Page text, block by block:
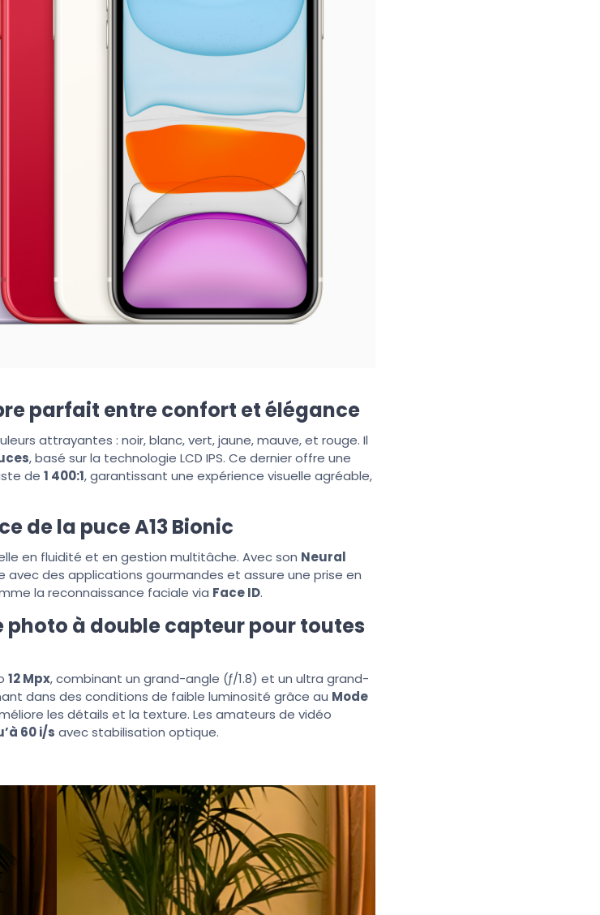
parfait entre confort et élégance
attrayantes : noir, blanc, vert, jaune, mauve, et rouge. Il
, basé sur la technologie LCD IPS. Ce dernier offre une
de 1 400:1, garantissant une expérience visuelle agréable,
de la puce A13 Bionic
en fluidité et en gestion multitâche. Avec son Neural
des applications gourmandes et assure une prise en
la reconnaissance faciale via Face ID.
photo à double capteur pour toutes
12 Mpx, combinant un grand-angle (ƒ/1.8) et un ultra grand-
dans des conditions de faible luminosité grâce au Mode
les détails et la texture. Les amateurs de vidéo
60 i/s avec stabilisation optique.